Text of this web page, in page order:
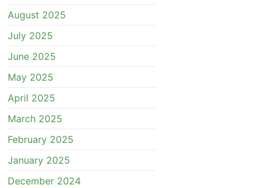
August 2025
July 2025
June 2025
May 2025
April 2025
March 2025
February 2025
January 2025
December 2024